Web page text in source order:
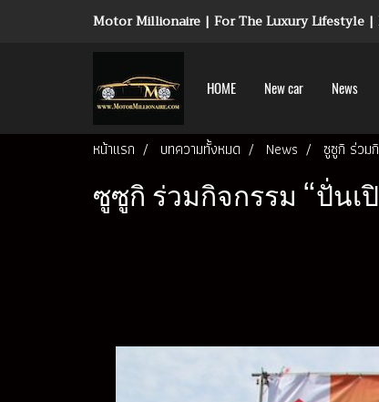
Motor Millionaire | For The Luxury Lifestyle
HOME New car News
หน้าแรก บทความทั้งหมด News ซูซูกิ ร่วม
ซูซูกิ ร่วมกิจกรรม “ปั่นเ